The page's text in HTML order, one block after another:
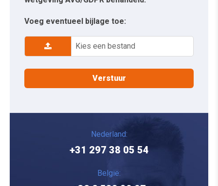
Voeg eventueel bijlage toe:
Kies een bestand
Nederland:
+31 297 38 05 54
België: